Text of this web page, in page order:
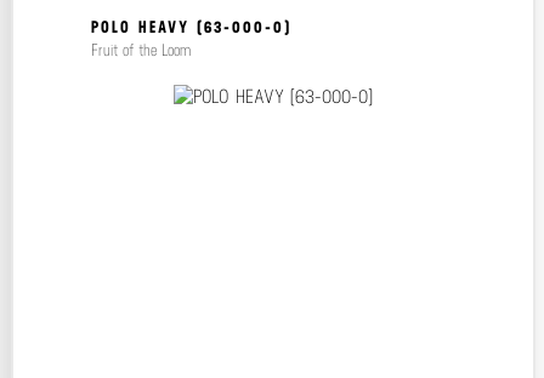
POLO HEAVY (63-000-0)
Fruit of the Loom